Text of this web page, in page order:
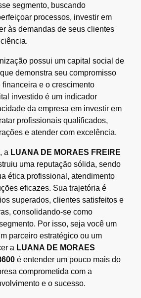
segmento, buscando
processos, investir em
às demandas de seus clientes
possui um capital social de
demonstra seu compromisso
e o crescimento
investido é um indicador
da empresa em investir em
profissionais qualificados,
e atender com excelência.
a LUANA DE MORAES FREIRE
uma reputação sólida, sendo
ética profissional, atendimento
eficazes. Sua trajetória é
superados, clientes satisfeitos e
consolidando-se como
Por isso, seja você um
parceiro estratégico ou um
a LUANA DE MORAES
é entender um pouco mais do
comprometida com a
e o sucesso.